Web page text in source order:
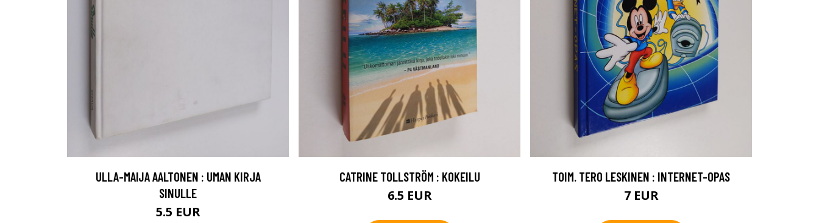
ULLA-MAIJA AALTONEN : UMAN KIRJA
SINULLE
5.5 EUR
CATRINE TOLLSTRÖM : KOKEILU
6.5 EUR
TOIM. TERO LESKINEN : INTERNET-OPAS
7 EUR